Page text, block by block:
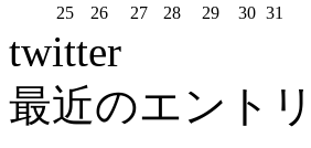
25
26 27 28 29 30 31
twitter
最近のエント